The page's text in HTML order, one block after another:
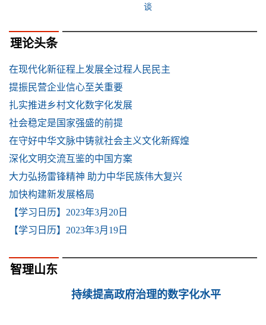
谈
理论头条
在现代化新征程上发展全过程人民民主
提振民营企业信心至关重要
扎实推进乡村文化数字化发展
社会稳定是国家强盛的前提
在守好中华文脉中铸就社会主义文化新辉煌
深化文明交流互鉴的中国方案
大力弘扬雷锋精神 助力中华民族伟大复兴
加快构建新发展格局
【学习日历】2023年3月20日
【学习日历】2023年3月19日
智理山东
持续提高政府治理的数字化水平